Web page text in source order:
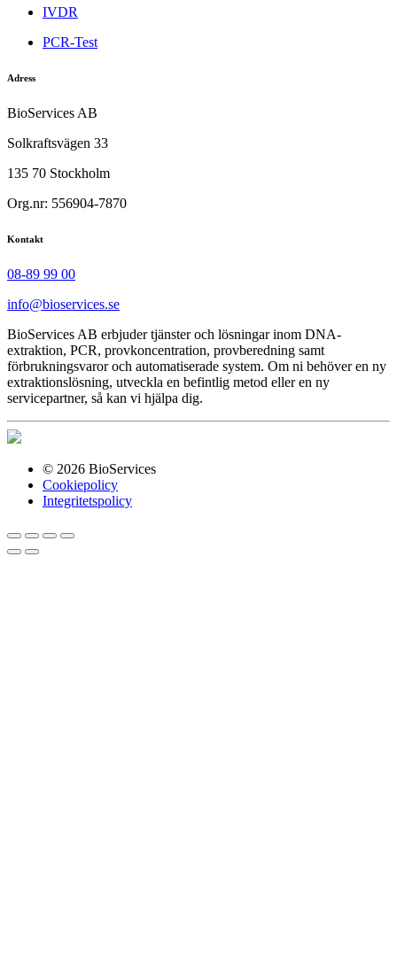
IVDR
PCR-Test
Adress
BioServices AB
Solkraftsvägen 33
135 70 Stockholm
Org.nr: 556904-7870
Kontakt
08-89 99 00
info@bioservices.se
BioServices AB erbjuder tjänster och lösningar inom DNA-
extraktion, PCR, provkoncentration, provberedning samt
förbrukningsvaror och automatiserade system. Om ni behöver en ny
extraktionslösning, utveckla en befintlig metod eller en ny
servicepartner, så kan vi hjälpa dig.
© 2026 BioServices
Cookiepolicy
Integritetspolicy